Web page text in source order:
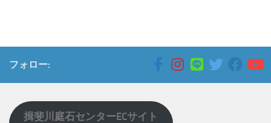
フォロー:
揖斐川庭石センターECサイト